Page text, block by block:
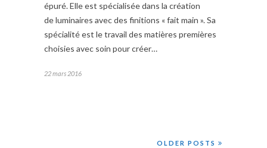
épuré. Elle est spécialisée dans la création
de luminaires avec des finitions « fait main ». Sa
spécialité est le travail des matières premières
choisies avec soin pour créer…
22 mars 2016
OLDER POSTS